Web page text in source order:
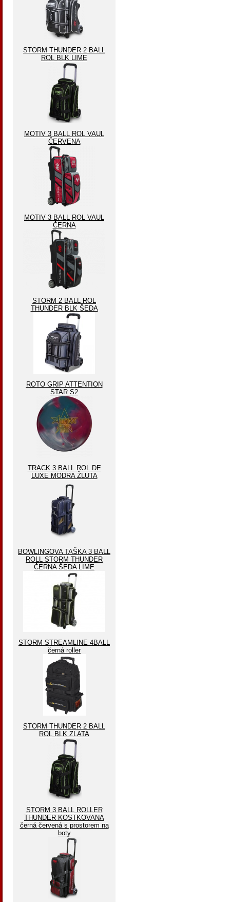
STORM THUNDER 2 BALL
ROL BLK LIME
MOTIV 3 BALL ROL VAUL
ČERVENA
MOTIV 3 BALL ROL VAUL
ČERNA
STORM 2 BALL ROL
THUNDER BLK ŠEDA
ROTO GRIP ATTENTION
STAR S2
TRACK 3 BALL ROL DE
LUXE MODRA ŽLUTA
BOWLINGOVA TAŠKA 3 BALL
ROLL STORM THUNDER
ČERNA ŠEDA LIME
STORM STREAMLINE 4BALL
černá roller
STORM THUNDER 2 BALL
ROL BLK ZLATA
STORM 3 BALL ROLLER
THUNDER KOSTKOVANA
černá červená s prostorem na
boty